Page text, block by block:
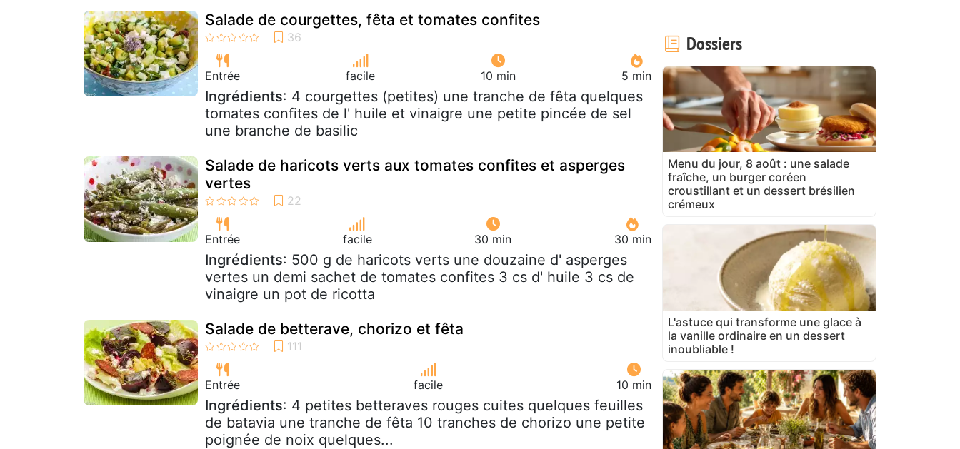
Salade de courgettes, fêta et tomates confites
Entrée facile 10 min 5 min
Ingrédients: 4 courgettes (petites) une tranche de fêta quelques
tomates confites de l' huile et vinaigre une petite pincée de sel
une branche de basilic
Salade de haricots verts aux tomates confites et asperges
vertes
Entrée facile 30 min 30 min
Ingrédients: 500 g de haricots verts une douzaine d' asperges
vertes un demi sachet de tomates confites 3 cs d' huile 3 cs de
vinaigre un pot de ricotta
Salade de betterave, chorizo et fêta
Entrée facile 10 min
Ingrédients: 4 petites betteraves rouges cuites quelques feuilles
de batavia une tranche de fêta 10 tranches de chorizo une petite
poignée de noix quelques...
Dossiers
Menu du jour, 8 août : une salade
fraîche, un burger coréen
croustillant et un dessert brésilien
crémeux
L'astuce qui transforme une glace à
la vanille ordinaire en un dessert
inoubliable !